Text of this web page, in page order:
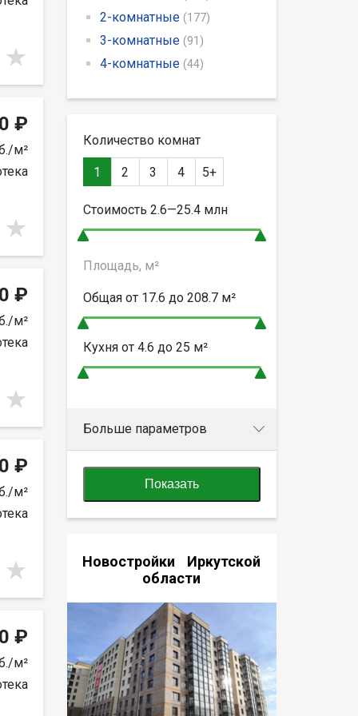
₽
м²
₽
м²
₽
м²
₽
м²
2-комнатные (177)
3-комнатные (91)
4-комнатные (44)
Количество комнат
1 2 3 4 5+
Стоимость 2.6—25.4млн
Площадь, м²
Общая от 17.6 до 208.7м²
Кухня от 4.6 до 25 м²
Больше параметров
Показать
Новостройки Иркутской
области